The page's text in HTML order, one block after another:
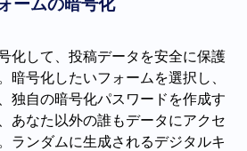
化して、投稿データを安全に保護
暗号化したいフォームを選択し、
独自の暗号化パスワードを作成す
あなた以外の誰もデータにアクセ
ランダムに生成されるデジタルキ